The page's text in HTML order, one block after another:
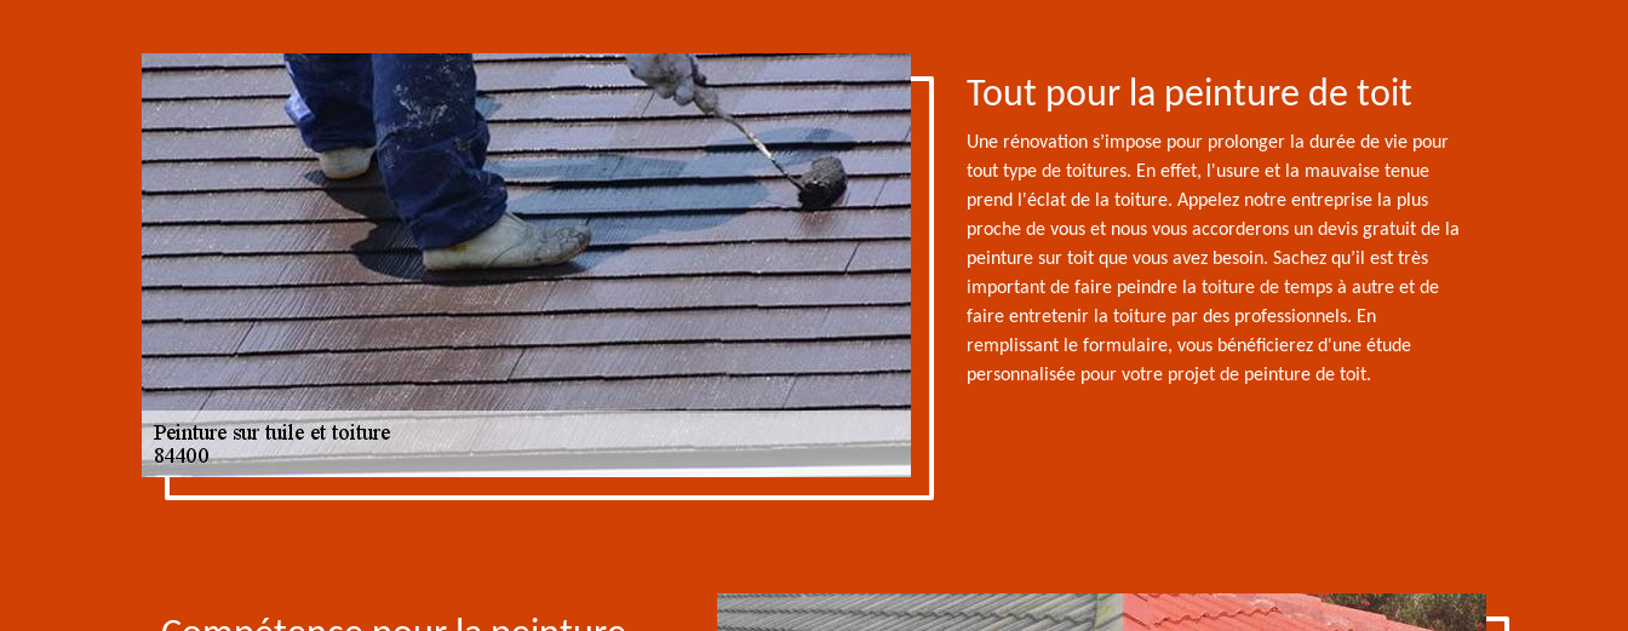
Tout pour la peinture de toit
Une rénovation s’impose pour prolonger la durée de vie pour
tout type de toitures. En effet, l'usure et la mauvaise tenue
prend l'éclat de la toiture. Appelez notre entreprise la plus
proche de vous et nous vous accorderons un devis gratuit de la
peinture sur toit que vous avez besoin. Sachez qu’il est très
important de faire peindre la toiture de temps à autre et de
faire entretenir la toiture par des professionnels. En
remplissant le formulaire, vous bénéficierez d'une étude
personnalisée pour votre projet de peinture de toit.